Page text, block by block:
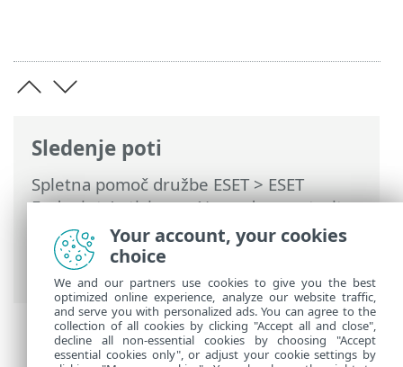
Sledenje poti
Spletna pomoč družbe ESET>ESET
Endpoint Antivirus>Napredne nastavitve
Posodobitve>Zrcalni strežnik za
posodobitve> Odpravljanje težav z
zrcalnim strežnikom za posodabljanje
Your account, your cookies
choice
We and our partners use cookies to give you the best
optimized online experience, analyze our website traffic,
and serve you with personalized ads. You can agree to the
collection of all cookies by clicking "Accept all and close",
decline all non-essential cookies by choosing "Accept
essential cookies only", or adjust your cookie settings by